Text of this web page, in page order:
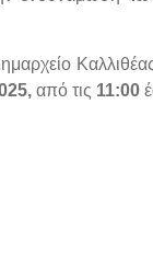
από τις 11:00